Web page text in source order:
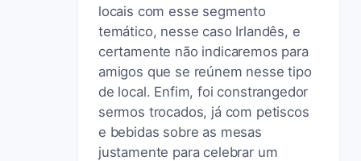
locais com esse segmento
temático, nesse caso Irlandês, e
certamente não indicaremos para
amigos que se reúnem nesse tipo
de local. Enfim, foi constrangedor
sermos trocados, já com petiscos
e bebidas sobre as mesas
justamente para celebrar um